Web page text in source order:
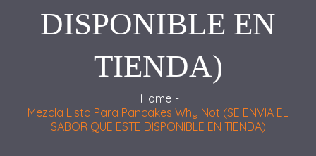
DISPONIBLE EN
TIENDA)
Home
Mezcla Lista Para Pancakes Why Not (SE ENVIA EL
SABOR QUE ESTE DISPONIBLE EN TIENDA)